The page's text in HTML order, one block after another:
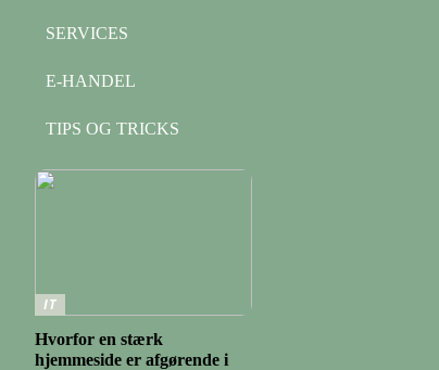
SERVICES
E-HANDEL
TIPS OG TRICKS
IT
Hvorfor en stærk
hjemmeside er afgørende i